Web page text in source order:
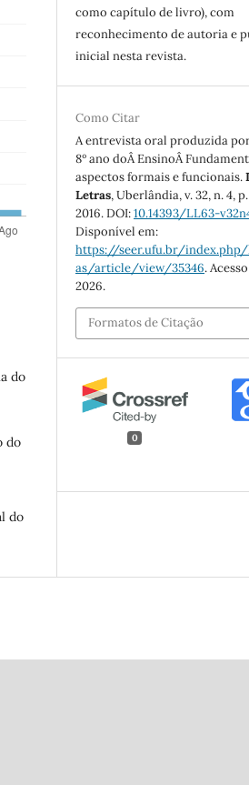
do
do
do
como capítulo de livro), com
reconhecimento de autoria e
inicial nesta revista.
Como Citar
A entrevista oral produzida
8º ano doÂ EnsinoÂ
aspectos formais e funcionais.
Letras, Uberlândia, v. 32, n. 4, p.
2016. DOI:10.14393/LL63-
Disponível em:
https://seer.ufu.br/
as/article/view/35346.
2026.
Formatos de Citação
0